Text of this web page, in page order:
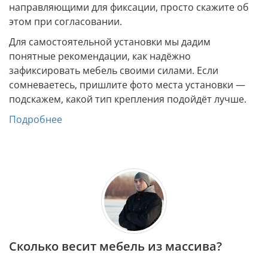
направляющими для фиксации, просто скажите об
этом при согласовании.
Для самостоятельной установки мы дадим
понятные рекомендации, как надёжно
зафиксировать мебель своими силами. Если
сомневаетесь, пришлите фото места установки —
подскажем, какой тип крепления подойдёт лучше.
Подробнее
Сколько весит мебель из массива?